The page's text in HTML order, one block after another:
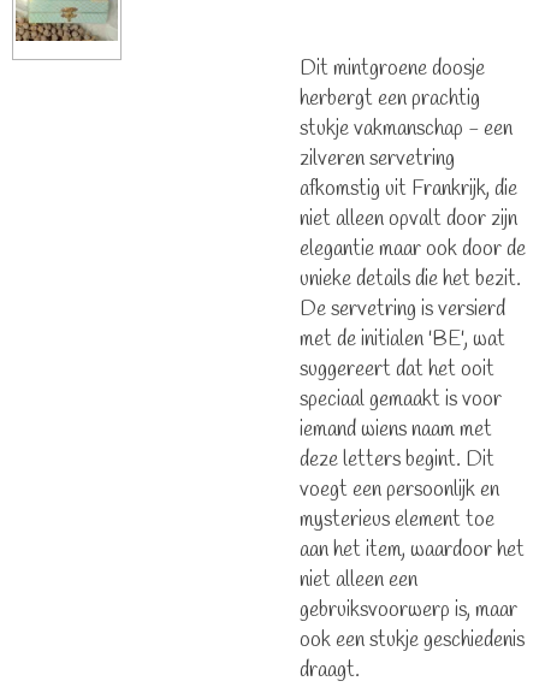
Dit mintgroene doosje
herbergt een prachtig
stukje vakmanschap - een
zilveren servetring
afkomstig uit Frankrijk, die
niet alleen opvalt door zijn
elegantie maar ook door de
unieke details die het bezit.
De servetring is versierd
met de initialen 'BE', wat
suggereert dat het ooit
speciaal gemaakt is voor
iemand wiens naam met
deze letters begint. Dit
voegt een persoonlijk en
mysterieus element toe
aan het item, waardoor het
niet alleen een
gebruiksvoorwerp is, maar
ook een stukje geschiedenis
draagt.